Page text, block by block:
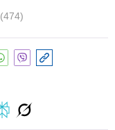
(474)